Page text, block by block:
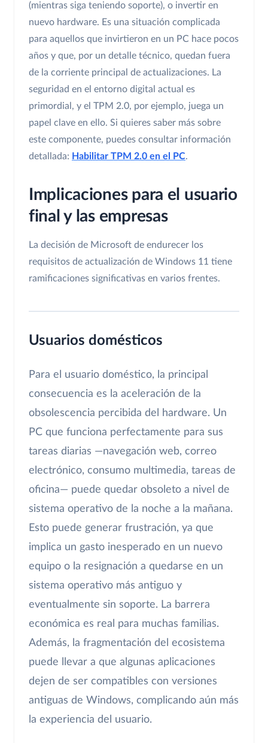
(mientras siga teniendo soporte), o invertir en
nuevo hardware. Es una situación complicada
para aquellos que invirtieron en un PC hace pocos
años y que, por un detalle técnico, quedan fuera
de la corriente principal de actualizaciones. La
seguridad en el entorno digital actual es
primordial, y el TPM 2.0, por ejemplo, juega un
papel clave en ello. Si quieres saber más sobre
este componente, puedes consultar información
detallada: Habilitar TPM 2.0 en el PC.
Implicaciones para el usuario
final y las empresas
La decisión de Microsoft de endurecer los
requisitos de actualización de Windows 11 tiene
ramificaciones significativas en varios frentes.
Usuarios domésticos
Para el usuario doméstico, la principal
consecuencia es la aceleración de la
obsolescencia percibida del hardware. Un
PC que funciona perfectamente para sus
tareas diarias —navegación web, correo
electrónico, consumo multimedia, tareas de
oficina— puede quedar obsoleto a nivel de
sistema operativo de la noche a la mañana.
Esto puede generar frustración, ya que
implica un gasto inesperado en un nuevo
equipo o la resignación a quedarse en un
sistema operativo más antiguo y
eventualmente sin soporte. La barrera
económica es real para muchas familias.
Además, la fragmentación del ecosistema
puede llevar a que algunas aplicaciones
dejen de ser compatibles con versiones
antiguas de Windows, complicando aún más
la experiencia del usuario.